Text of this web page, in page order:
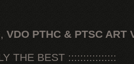
, VDO PTHC & PTSC ART
THE BEST ::::::::::::::::